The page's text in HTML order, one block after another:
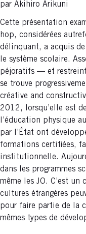
par Akihiro Arikuni
Cette présentation
hop, considérées
délinquant, a acquis
le système scolaire.
péjoratifs — et
se trouve
créative and
2012, lorsqu’elle est
l’éducation physique
par l’État ont
formations certifiées,
institutionnelle.
dans les programmes
même les JO. C’est
cultures étrangères
pour faire partie de la
mêmes types de